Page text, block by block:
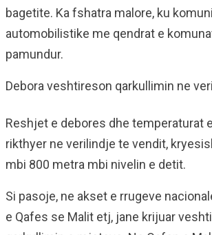
bagetite. Ka fshatra malore, ku
automobilistike me qendrat e
pamundur.
Debora veshtireson qarkullimin ne
Reshjet e debores dhe temperaturat
rikthyer ne verilindje te vendit,
mbi 800 metra mbi nivelin e detit.
Si pasoje, ne akset e rrugeve
e Qafes se Malit etj, jane krijuar